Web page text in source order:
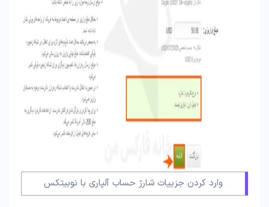
وارد کردن جزییات شارژ حساب آلپاری با نوبیتکس